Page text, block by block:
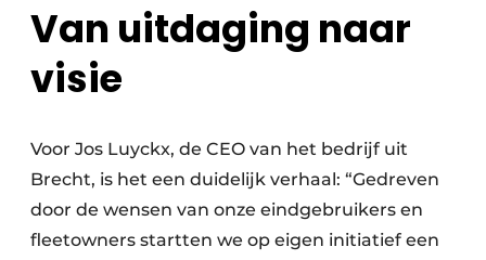
Van uitdaging naar
visie
Voor Jos Luyckx, de CEO van het bedrijf uit
Brecht, is het een duidelijk verhaal: “Gedreven
door de wensen van onze eindgebruikers en
fleetowners startten we op eigen initiatief een